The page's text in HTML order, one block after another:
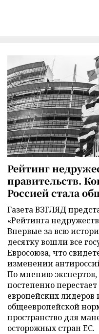
Рейтинг
правительств.
Россией стала
Газета ВЗГЛЯД
«Рейтинга
Впервые за всю
десятку вошли все
Евросоюза, что
изменении
По мнению
постепенно
европейских лидеров
общеевропейской
пространство для
осторожных стран ЕС.